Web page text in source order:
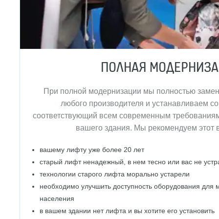
ПОЛНАЯ
При полной модернизации мы полностью
любого производителя и устанавливаем
соответствующий всем современным
вашего здания. Мы рекомендуем этот
вашему лифту уже более 20 лет
старый лифт ненадежный, в нем тесно или вас не
технологии старого лифта морально устарели
необходимо улучшить доступность оборудования для
населения
в вашем здании нет лифта и вы хотите его установить